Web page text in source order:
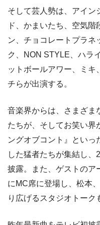
そして芸人勢は、アイン
ド、かまいたち、空気
ン、チョコレートプラネ
ク、NON STYLE、ハラ
ットボールアワー、ミキ
チらが出演する。
音楽界からは、さまざま
たちが、そしてお笑い界
ングオブコント』といっ
した猛者たちが集結し
披露。また、ゲストのア
にMC席に登場し、松本
り広げるスタジオトーク